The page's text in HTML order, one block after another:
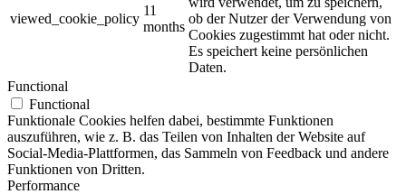
viewed_cookie_policy
11
months
ob der Nutzer der Verwendung von
Cookies zugestimmt hat oder nicht.
Es speichert keine persönlichen
Daten.
Functional
Functional
Funktionale Cookies helfen dabei, bestimmte Funktionen
auszuführen, wie z. B. das Teilen von Inhalten der Website auf
Social-Media-Plattformen, das Sammeln von Feedback und andere
Funktionen von Dritten.
Performance